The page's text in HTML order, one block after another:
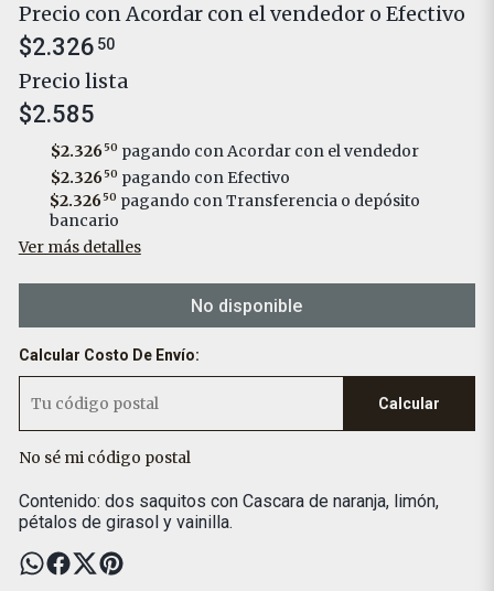
Precio con Acordar con el vendedor o Efectivo
$2.326 50
Precio lista
$2.585
$2.326 50 pagando con Acordar con el vendedor
$2.326 50 pagando con Efectivo
$2.32650 pagando con Transferencia o depósito
bancario
Ver más detalles
No disponible
Calcular Costo De Envío:
Calcular
No sé mi código postal
Contenido: dos saquitos con Cascara de naranja, limón,
pétalos de girasol y vainilla.